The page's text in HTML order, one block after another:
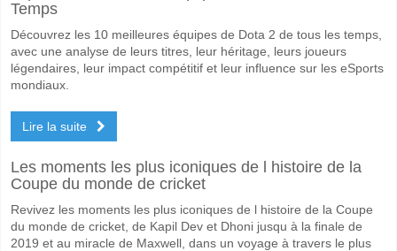
Sirius pour le Gagnant du match, avec une probabilité de 80%
Les deux équipes marqueront-elles dans le match
Oui pour Les Deux Équipes Marquent, avec un pourcentage de 58%.
Quel sera le résultat correct attendu entre Sirius v
Sur le côté risqué, vous pouvez essayer le Résultat Correct de 4-1
Temps
Découvrez les 10 meilleures équipes de Dota 2 de tous les temps,
avec une analyse de leurs titres, leur héritage, leurs joueurs
légendaires, leur impact compétitif et leur influence sur les eSports
mondiaux.
Lire la suite
Les moments les plus iconiques de l histoire de la
Coupe du monde de cricket
Revivez les moments les plus iconiques de l histoire de la Coupe
du monde de cricket, de Kapil Dev et Dhoni jusqu à la finale de
2019 et au miracle de Maxwell, dans un voyage à travers le plus